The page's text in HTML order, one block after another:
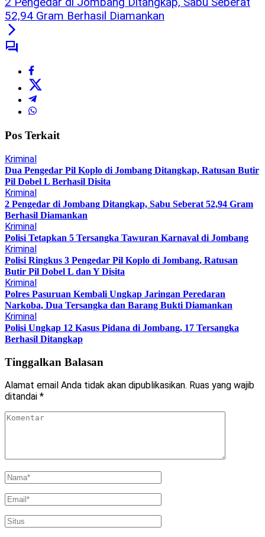
52,94 Gram Berhasil Diamankan
Pos Terkait
Kriminal
Dua Pengedar Pil Koplo di Jombang Ditangkap, Ratusan Butir
Pil Dobel L Berhasil Disita
Kriminal
2 Pengedar di Jombang Ditangkap, Sabu Seberat 52,94 Gram
Berhasil Diamankan
Kriminal
Polisi Tetapkan 5 Tersangka Tawuran Karnaval di Jombang
Kriminal
Polisi Ringkus 3 Pengedar Pil Koplo di Jombang, Ratusan
Butir Pil Dobel L dan Y Disita
Kriminal
Polres Pasuruan Kembali Ungkap Jaringan Peredaran
Narkoba, Dua Tersangka dan Barang Bukti Diamankan
Kriminal
Polisi Ungkap 12 Kasus Pidana di Jombang, 17 Tersangka
Berhasil Ditangkap
Tinggalkan Balasan
Alamat email Anda tidak akan dipublikasikan. Ruas yang wajib
ditandai *